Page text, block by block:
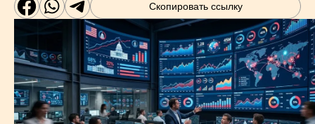
Скопировать ссылку